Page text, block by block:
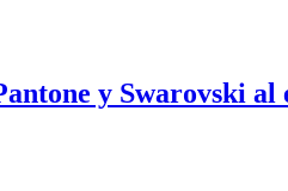
y Swarovski al